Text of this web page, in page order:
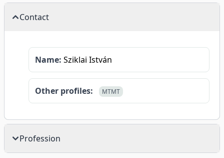
Contact
Name: Sziklai István
Other profiles: MTMT
Profession